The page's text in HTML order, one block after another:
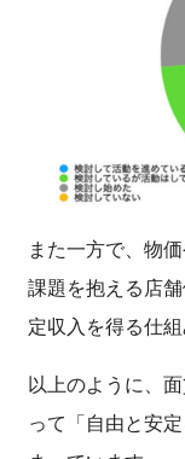
また一方で、物
課題を抱える店
定収入を得る仕組
以上のように、
って「自由と安